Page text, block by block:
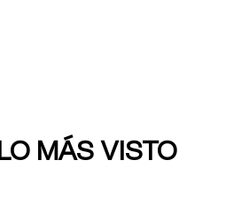
LO MÁS VISTO